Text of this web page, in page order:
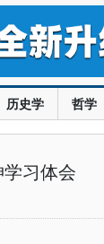
历史学 哲学
习体会